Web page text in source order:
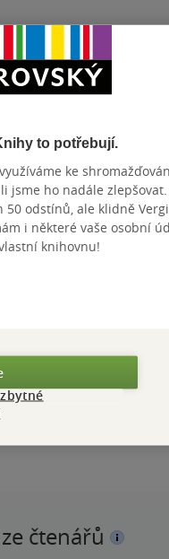
čtenářů
to potřebují.
ke
jsme ho nadále zlepšovat.
odstínů, ale klidně
i některé vaše osobní
knihovnu!